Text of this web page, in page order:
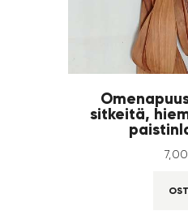
sitkeitä,
7, 00